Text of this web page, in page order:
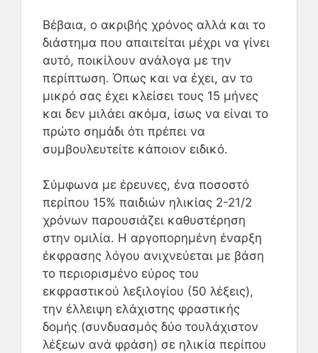
Βέβαια, ο ακριβής χρόνος αλλά και το
διάστημα που απαιτείται μέχρι να γίνει
αυτό, ποικίλουν ανάλογα με την
περίπτωση. Όπως και να έχει, αν το
μικρό σας έχει κλείσει τους 15 μήνες
και δεν μιλάει ακόμα, ίσως να είναι το
πρώτο σημάδι ότι πρέπει να
συμβουλευτείτε κάποιον ειδικό.
Σύμφωνα με έρευνες, ένα ποσοστό
περίπου 15% παιδιών ηλικίας 2-21/2
χρόνων παρουσιάζει καθυστέρηση
στην ομιλία. Η αργοπορημένη έναρξη
έκφρασης λόγου ανιχνεύεται με βάση
το περιορισμένο εύρος του
εκφραστικού λεξιλογίου (50 λέξεις),
την έλλειψη ελάχιστης φραστικής
δομής (συνδυασμός δύο τουλάχιστον
λέξεων ανά φράση) σε ηλικία περίπου